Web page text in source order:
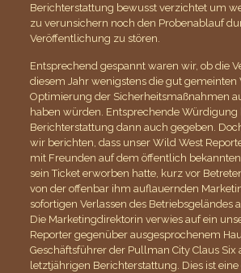
Berichterstattung bewusst verzichtet um
zu verunsichern noch den Probenablauf
Veröffentlichung zu stören.
Entsprechend gespannt waren wir, ob die
diesem Jahr wenigstens die gut gemeinten
Optimierung der Sicherheitsmaßnahmen
haben würden. Entsprechende Würdigung
Berichterstattung dann auch gegeben.
wir berichten, dass unser Wild West
mit Freunden auf dem öffentlich
sein Ticket erworben hatte, kurz vor
von der offenbar ihm auflauernden
sofortigen Verlassen des Betriebsgeländes
Die Marketingdirektorin verwies auf ein
Reporter gegenüber ausgesprochenem
Geschäftsführer der Pullman City Claus
letztjährigen Berichterstattung. Dies ist